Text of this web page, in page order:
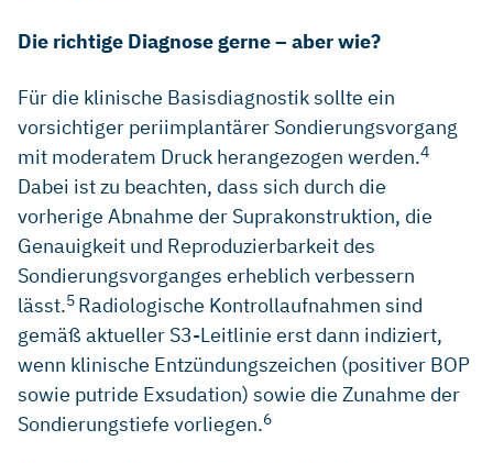
Die richtige Diagnose gerne – aber wie?
Für die klinische Basisdiagnostik sollte ein
vorsichtiger periimplantärer Sondierungsvorgang
mit moderatem Druck herangezogen werden.4
Dabei ist zu beachten, dass sich durch die
vorherige Abnahme der Suprakonstruktion, die
Genauigkeit und Reproduzierbarkeit des
Sondierungsvorganges erheblich verbessern
lässt.5 Radiologische Kontrollaufnahmen sind
gemäß aktueller S3-Leitlinie erst dann indiziert,
wenn klinische Entzündungszeichen (positiver BOP
sowie putride Exsudation) sowie die Zunahme der
Sondierungstiefe vorliegen.6